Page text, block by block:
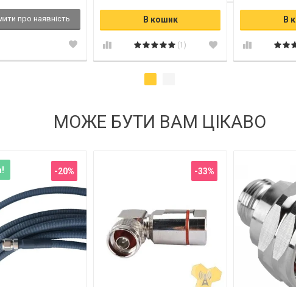
про наявність В кошик
(1)
В
МОЖЕ БУТИ ВАМ ЦІКАВО
-20% -33%